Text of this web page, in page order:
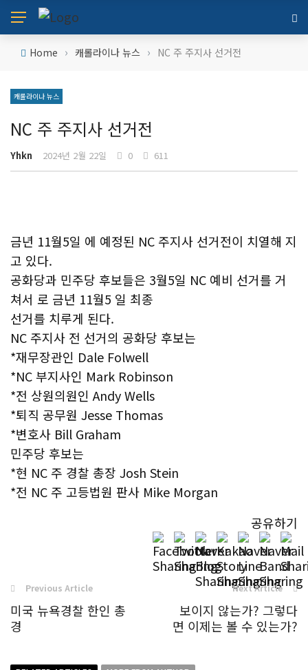
Home › 캐롤라이나 뉴스 › NC 주 주지사 선거전
캐롤라이나 뉴스
NC 주 주지사 선거전
Yhkn 2024년 2월 22일 0 611
금년 11월5일 에 예정된 NC 주지사 선거전이 치열해 지
고 있다.
공화당과 민주당 후보들은 3월5일 NC 예비 선거를 거
쳐서 로 금년 11월5 일 최종
선거를 치루게 된다.
NC 주지사 전 선거의 공화당 후보는
*재무장관인 Dale Folwell
*NC 부지사인 Mark Robinson
*전 상원의원인 Andy Wells
*퇴직 공무원 Jesse Thomas
*변호사 Bill Graham
민주당 후보는
*현 NC 주 경찰 총장 Josh Stein
*전 NC 주 고등법원 판사 Mike Morgan
공유하기
Previous Article
미국 뉴욕경찰 한인 총
경
Next Article
보이지 않는가? 그렇다
면 이제는 볼 수 있는가?